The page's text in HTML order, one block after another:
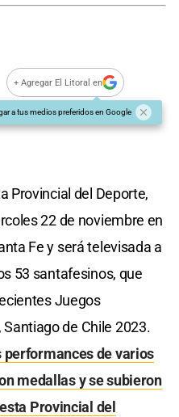
+ Agregar El Litoral en
a tus medios preferidos en Google
Provincial del Deporte,
22 de noviembre en
Fe y será televisada a
53 santafesinos, que
Juegos
de Chile 2023.
performances de varios
medallas y se subieron
Provincial del